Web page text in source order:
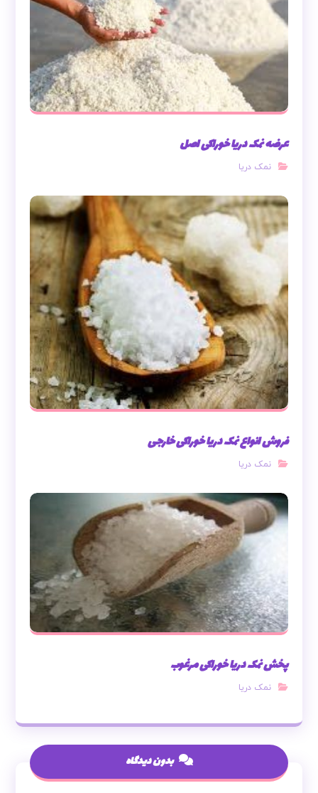
عرضه نمک دریا خوراکی اصل
نمک دریا
فروش انواع نمک دریا خوراکی خارجی
نمک دریا
پخش نمک دریا خوراکی مرغوب
نمک دریا
بدون دیدگاه